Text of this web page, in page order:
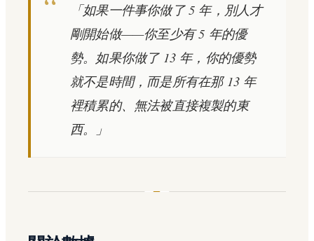
「如果一件事你做了 5 年，別人才
剛開始做——你至少有 5 年的優
勢。如果你做了 13 年，你的優勢
就不是時間，而是所有在那 13 年
裡積累的、無法被直接複製的東
西。」